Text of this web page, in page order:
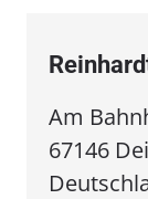
Am
67146